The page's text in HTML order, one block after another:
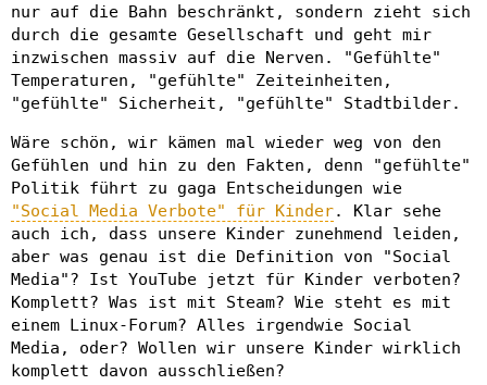
nur auf die Bahn beschränkt, sondern zieht sich
durch die gesamte Gesellschaft und geht mir
inzwischen massiv auf die Nerven. "Gefühlte"
Temperaturen, "gefühlte" Zeiteinheiten,
"gefühlte" Sicherheit, "gefühlte" Stadtbilder.
Wäre schön, wir kämen mal wieder weg von den
Gefühlen und hin zu den Fakten, denn "gefühlte"
Politik führt zu gaga Entscheidungen wie
"Social Media Verbote" für Kinder. Klar sehe
auch ich, dass unsere Kinder zunehmend leiden,
aber was genau ist die Definition von "Social
Media"? Ist YouTube jetzt für Kinder verboten?
Komplett? Was ist mit Steam? Wie steht es mit
einem Linux-Forum? Alles irgendwie Social
Media, oder? Wollen wir unsere Kinder wirklich
komplett davon ausschließen?